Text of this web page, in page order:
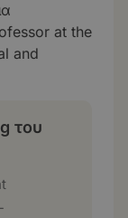
at the
and
του